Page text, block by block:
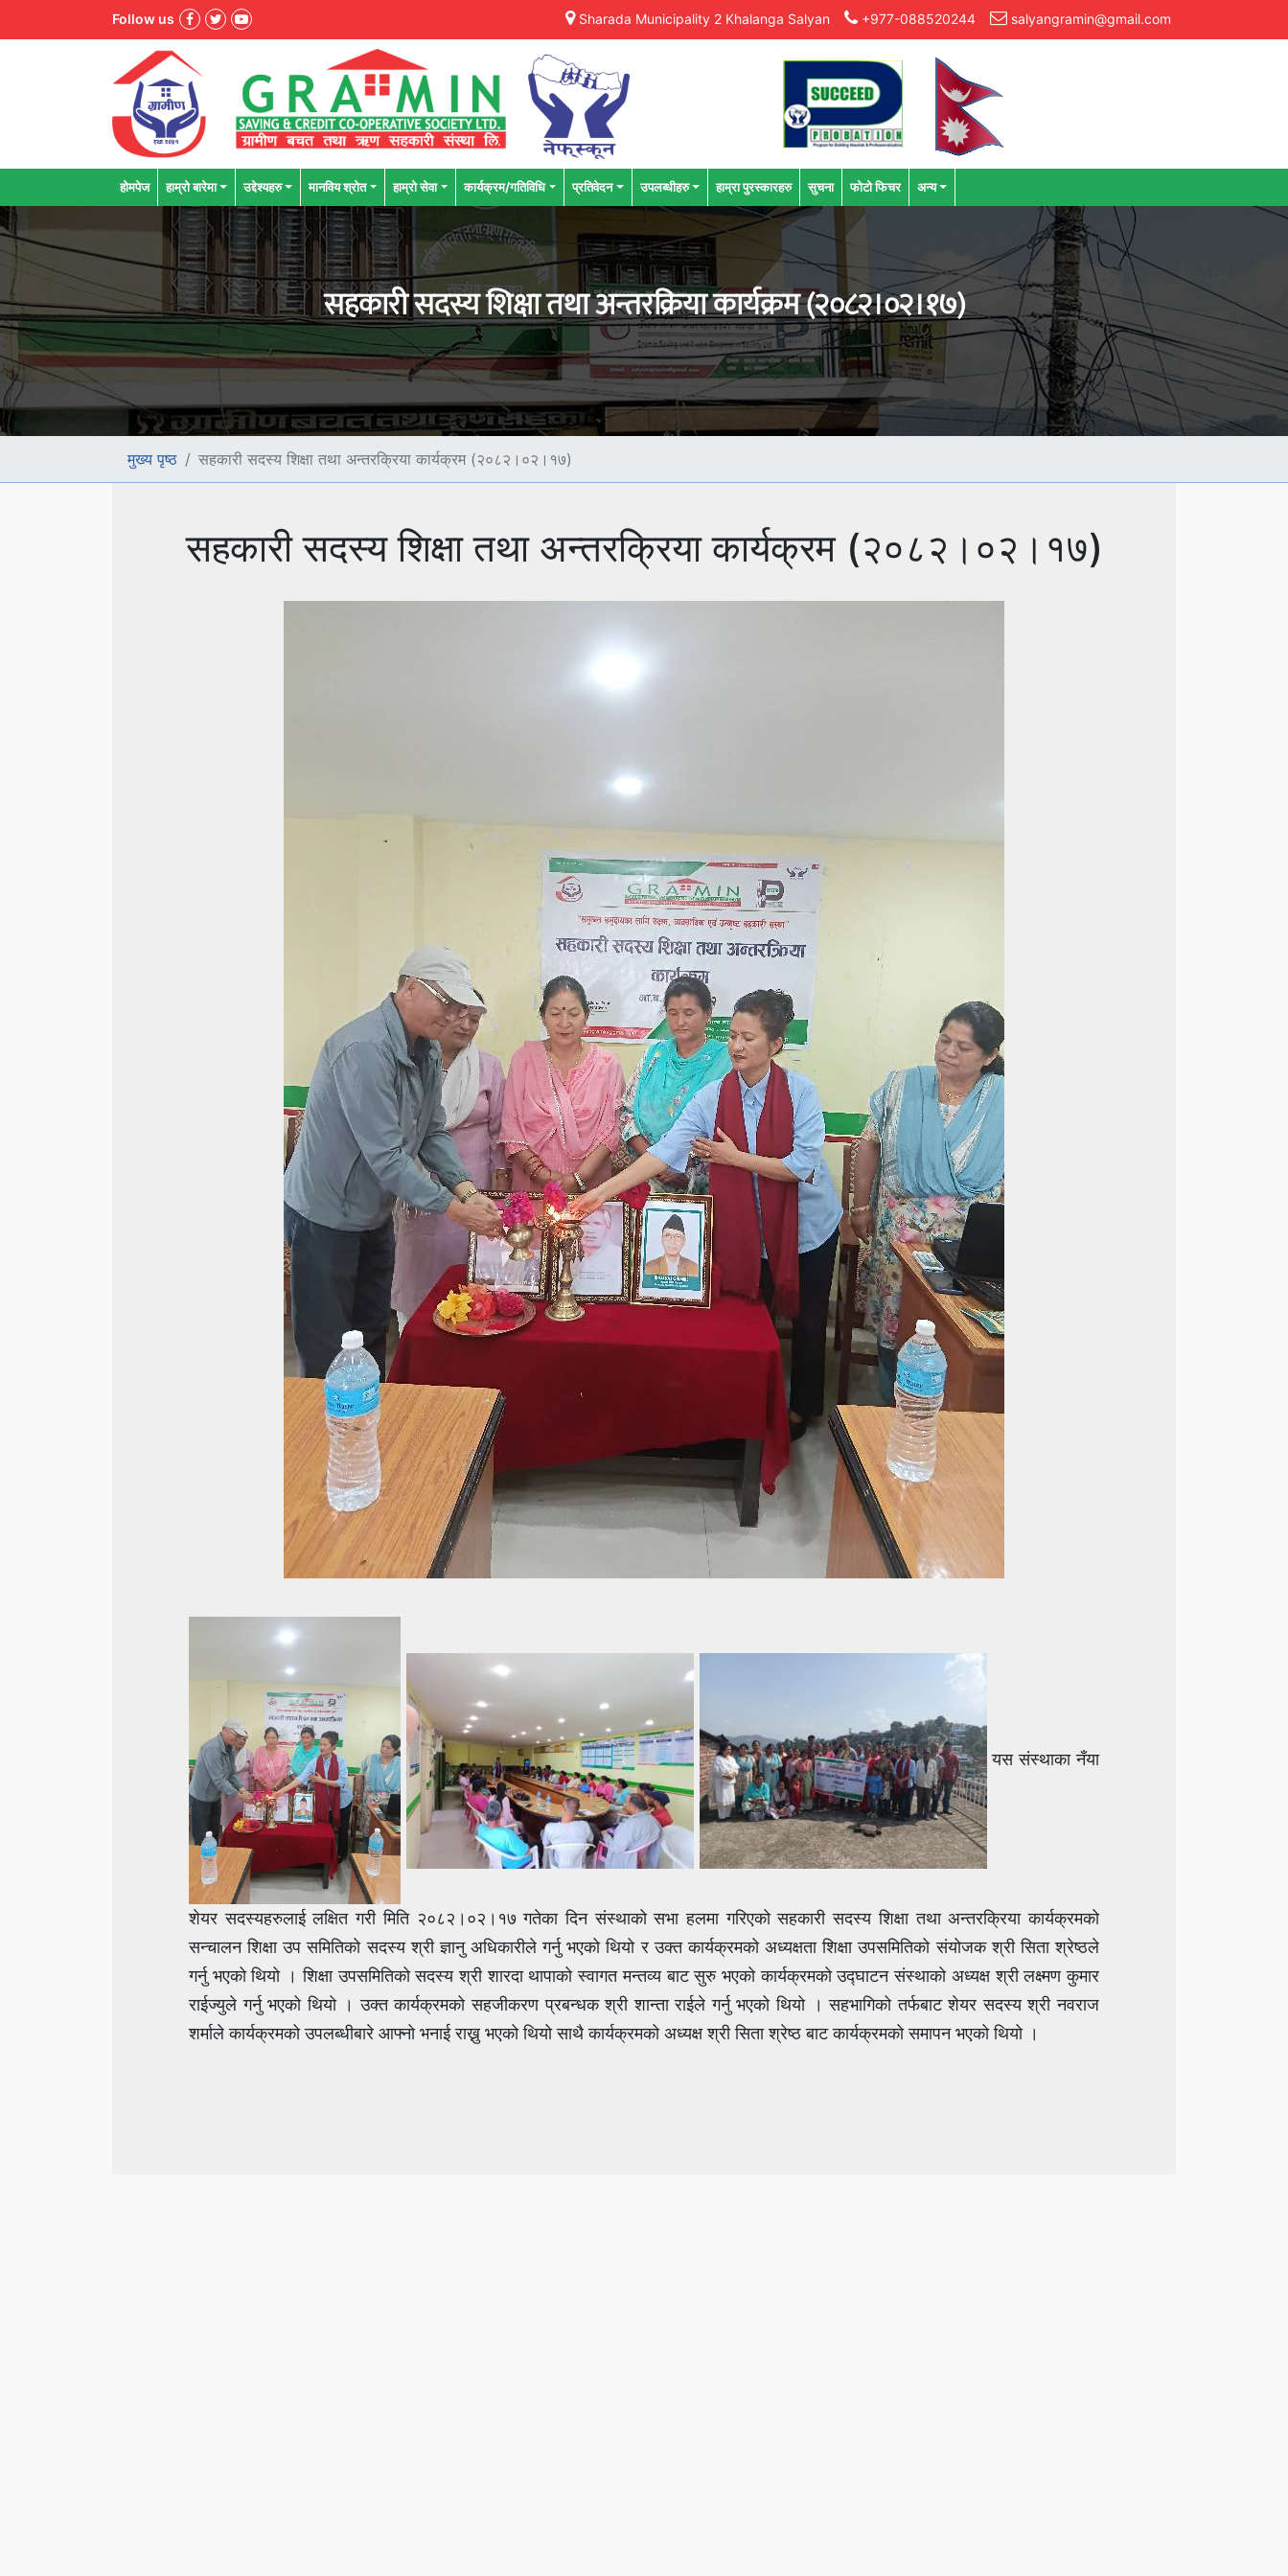
Follow us Sharada Municipality 2 Khalanga Salyan +977-088520244 salyangramin@gmail.com
होमपेज हाम्रो बारेमा उद्देश्यहरु मानविय श्राेत हाम्रो सेवा कार्यक्रम/गतिविधि प्रतिवेदन उपलब्धीहरु हाम्रा पुरस्कारहरु सुचना फोटो फिचर अन्य
सहकारी सदस्य शिक्षा तथा अन्तरक्रिया कार्यक्रम (२०८२।०२।१७)
मुख्य पृष्ठ सहकारी सदस्य शिक्षा तथा अन्तरक्रिया कार्यक्रम (२०८२।०२।१७)
सहकारी सदस्य शिक्षा तथा अन्तरक्रिया कार्यक्रम (२०८२।०२।१७)
यस संस्थाका नँया
शेयर सदस्यहरुलाई लक्षित गरी मिति २०८२।०२।१७ गतेका दिन संस्थाको सभा हलमा गरिएको सहकारी सदस्य शिक्षा तथा अन्तरक्रिया कार्यक्रमको
सन्चालन शिक्षा उप समितिको सदस्य श्री ज्ञानु अधिकारीले गर्नु भएको थियो र उक्त कार्यक्रमको अध्यक्षता शिक्षा उपसमितिको संयोजक श्री सिता श्रेष्ठले
गर्नु भएको थियो । शिक्षा उपसमितिको सदस्य श्री शारदा थापाको स्वागत मन्तव्य बाट सुरु भएको कार्यक्रमको उद्घाटन संस्थाको अध्यक्ष श्री लक्ष्मण कुमार
राईज्युले गर्नु भएको थियो । उक्त कार्यक्रमको सहजीकरण प्रबन्धक श्री शान्ता राईले गर्नु भएको थियो । सहभागिको तर्फबाट शेयर सदस्य श्री नवराज
शर्माले कार्यक्रमको उपलब्धीबारे आफ्नो भनाई राख्नु भएको थियो साथै कार्यक्रमको अध्यक्ष श्री सिता श्रेष्ठ बाट कार्यक्रमको समापन भएको थियो ।